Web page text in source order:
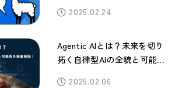
2025.02.24
Agentic AIとは？未来を切り
拓く自律型AIの全貌と可能性
2025.02.06